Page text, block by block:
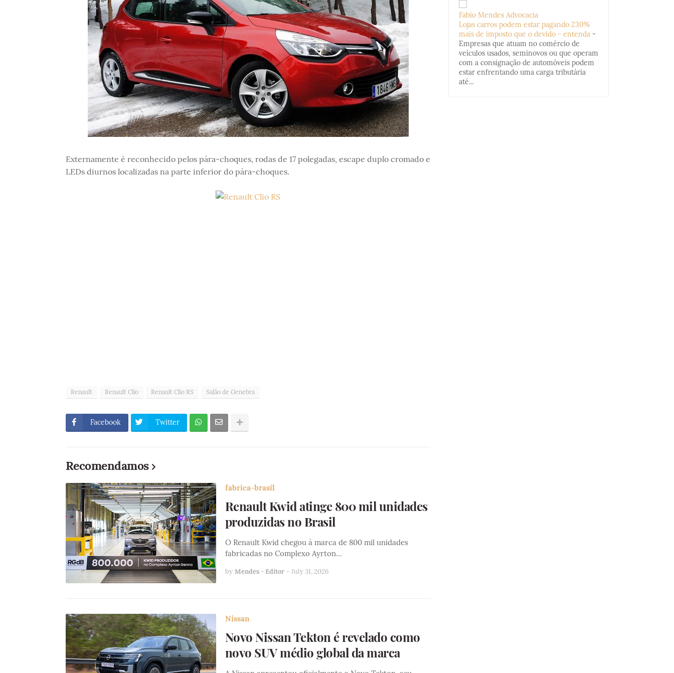
Externamente é reconhecido pelos pára-choques, rodas de 17 polegadas, escape duplo cromado e
LEDs diurnos localizadas na parte inferior do pára-choques.
Renault Renault Clio Renault Clio RS Salão de Genebra
Facebook Twitter
Recomendamos
fabrica-brasil
Renault Kwid atinge 800 mil unidades
produzidas no Brasil
O Renault Kwid chegou à marca de 800 mil unidades
fabricadas no Complexo Ayrton…
by Mendes - Editor - July 31, 2026
Nissan
Novo Nissan Tekton é revelado como
novo SUV médio global da marca
Fabio Mendes Advocacia
Lojas carros podem estar pagando 230%
mais de imposto que o devido - entenda -
Empresas que atuam no comércio de
veículos usados, seminovos ou que operam
com a consignação de automóveis podem
estar enfrentando uma carga tributária
até...